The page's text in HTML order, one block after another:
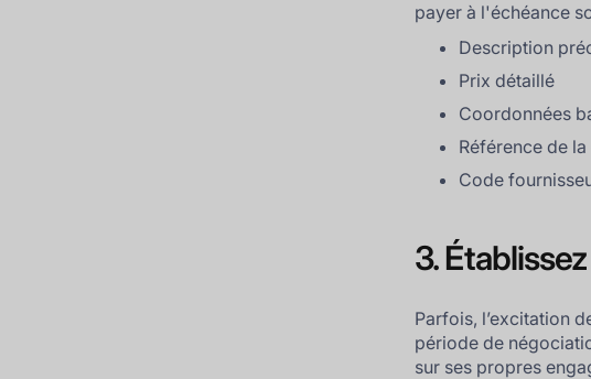
payer à l'échéance
Description
Prix détaillé
Coordonnées
Référence de
Code
3.
Parfois, l’excitation
période de
sur ses propres